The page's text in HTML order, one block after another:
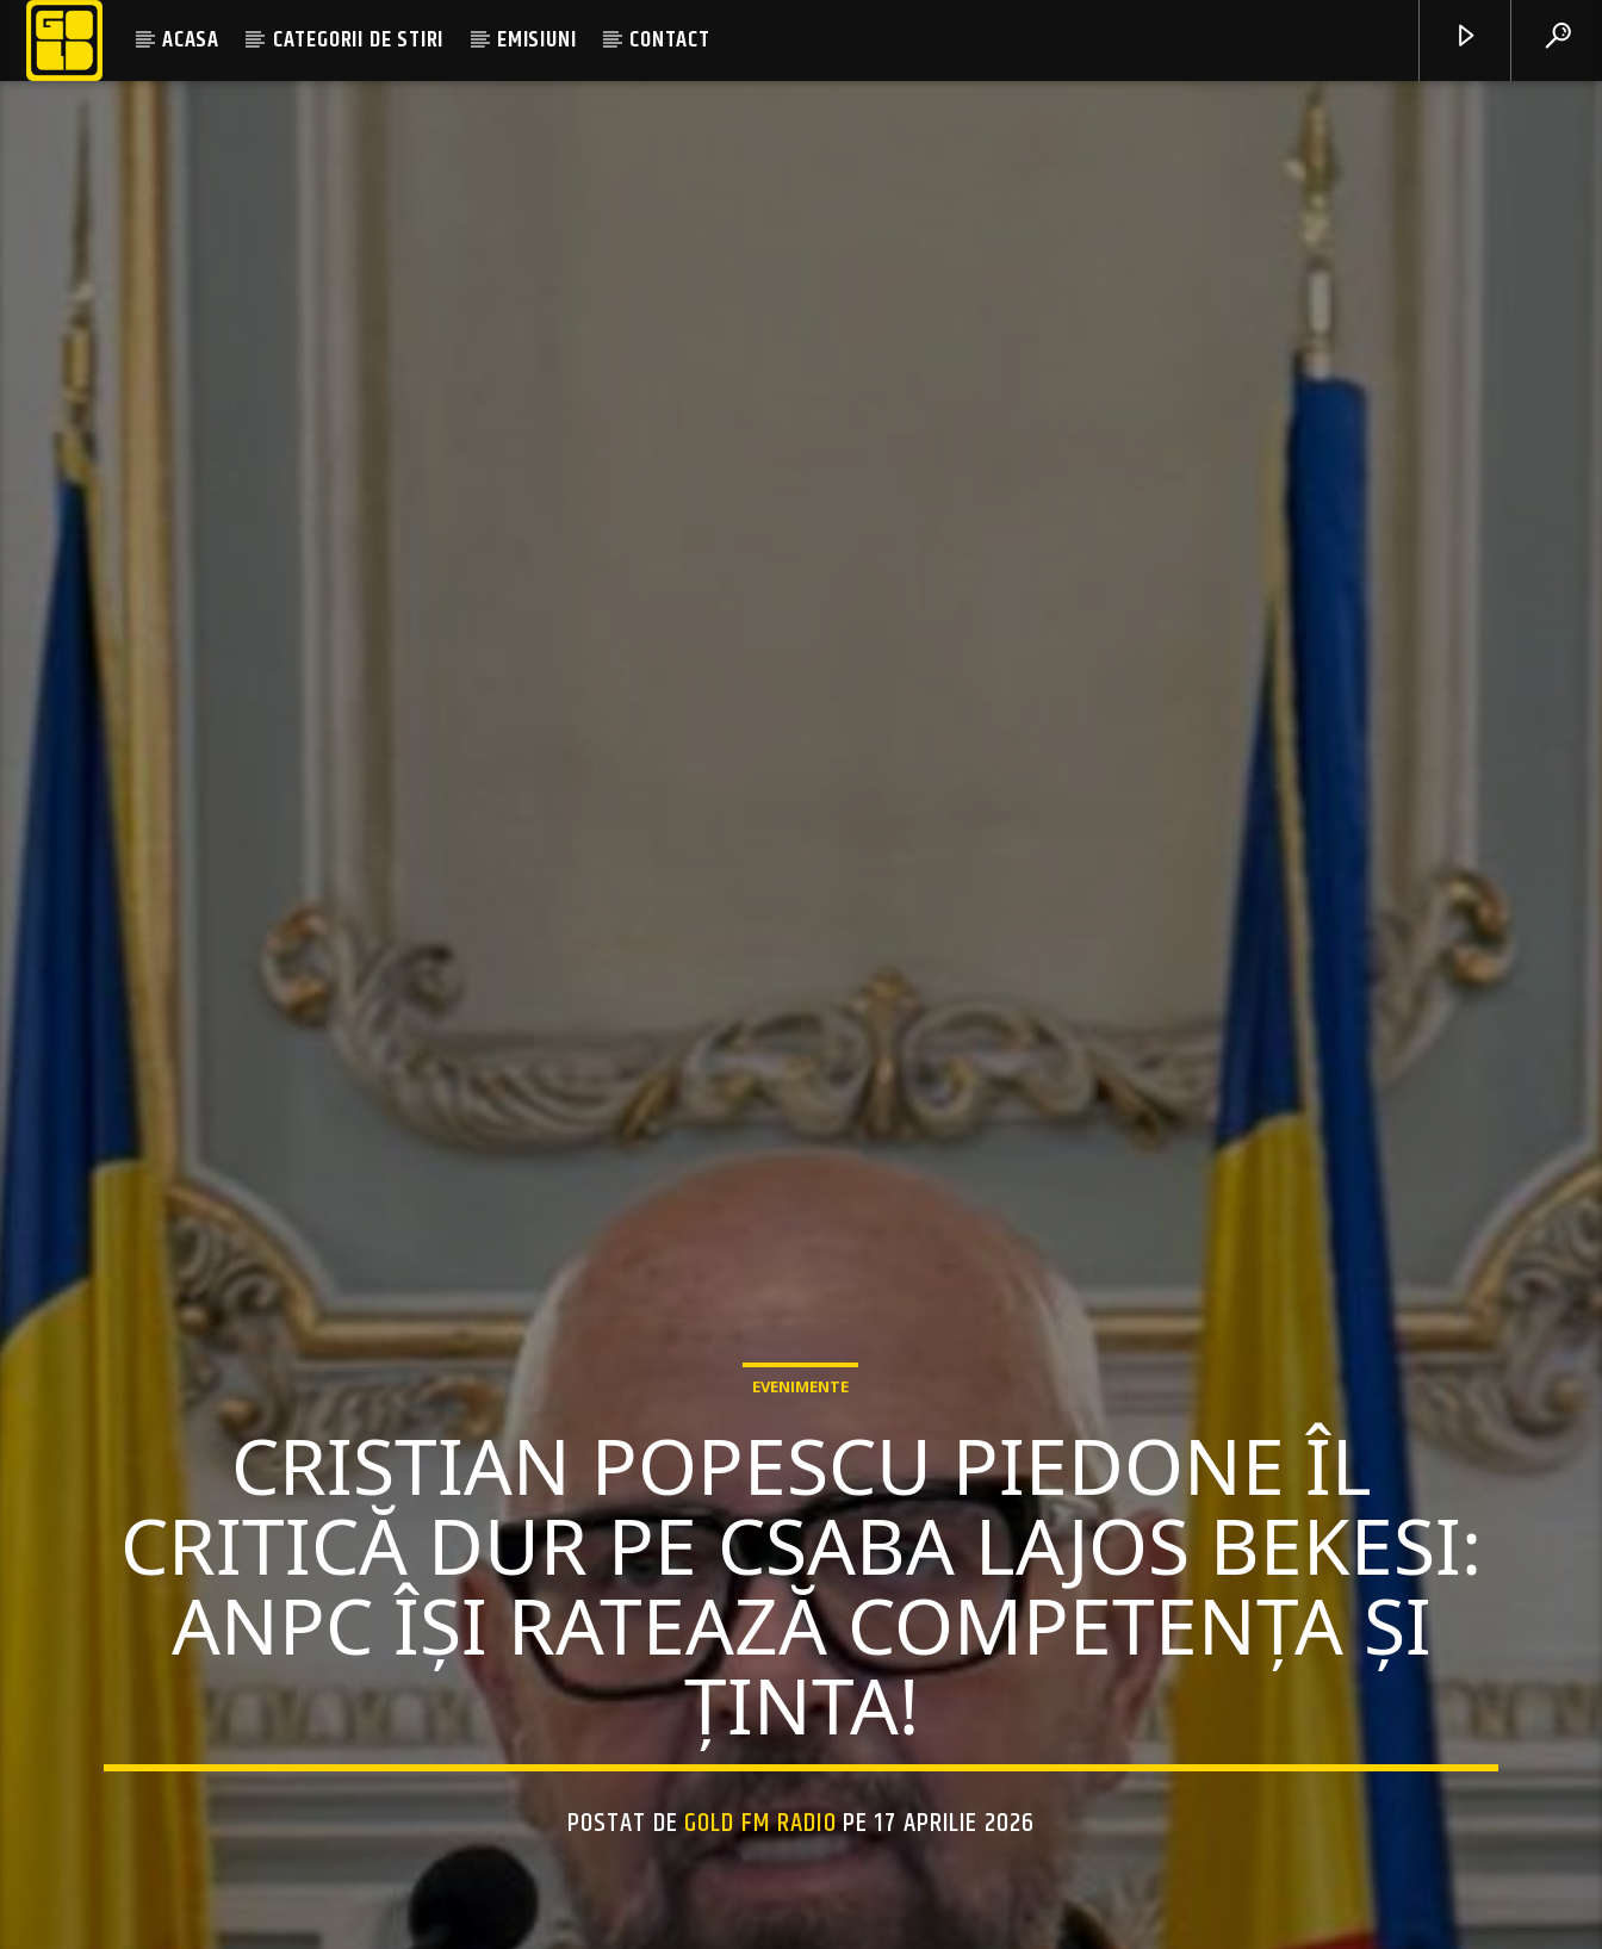
ACASA CATEGORII DE STIRI EMISIUNI CONTACT
EVENIMENTE
CRISTIAN POPESCU PIEDONE ÎL
CRITICĂ DUR PE CSABA LAJOS BEKESI:
ANPC ÎȘI RATEAZĂ COMPETENȚA ȘI
ȚINTA!
POSTAT DE GOLD FM RADIOPE 17 APRILIE 2026